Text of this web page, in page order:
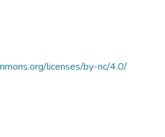
licenses/by-nc/4.0/